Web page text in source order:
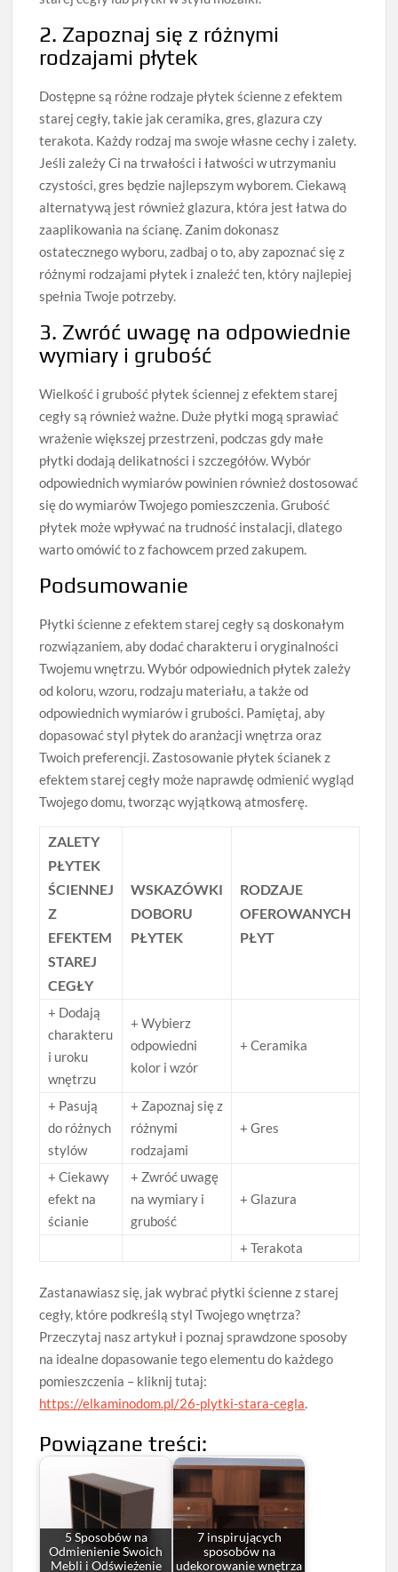
2. Zapoznaj się z różnymi
rodzajami płytek
Dostępne są różne rodzaje płytek ścienne z efektem
starej cegły, takie jak ceramika, gres, glazura czy
terakota. Każdy rodzaj ma swoje własne cechy i zalety.
Jeśli zależy Ci na trwałości i łatwości w utrzymaniu
czystości, gres będzie najlepszym wyborem. Ciekawą
alternatywą jest również glazura, która jest łatwa do
zaaplikowania na ścianę. Zanim dokonasz
ostatecznego wyboru, zadbaj o to, aby zapoznać się z
różnymi rodzajami płytek i znaleźć ten, który najlepiej
spełnia Twoje potrzeby.
3. Zwróć uwagę na odpowiednie
wymiary i grubość
Wielkość i grubość płytek ściennej z efektem starej
cegły są również ważne. Duże płytki mogą sprawiać
wrażenie większej przestrzeni, podczas gdy małe
płytki dodają delikatności i szczegółów. Wybór
odpowiednich wymiarów powinien również dostosować
się do wymiarów Twojego pomieszczenia. Grubość
płytek może wpływać na trudność instalacji, dlatego
warto omówić to z fachowcem przed zakupem.
Podsumowanie
Płytki ścienne z efektem starej cegły są doskonałym
rozwiązaniem, aby dodać charakteru i oryginalności
Twojemu wnętrzu. Wybór odpowiednich płytek zależy
od koloru, wzoru, rodzaju materiału, a także od
odpowiednich wymiarów i grubości. Pamiętaj, aby
dopasować styl płytek do aranżacji wnętrza oraz
Twoich preferencji. Zastosowanie płytek ścianek z
efektem starej cegły może naprawdę odmienić wygląd
Twojego domu, tworząc wyjątkową atmosferę.
ZALETY
PŁYTEK
ŚCIENNEJ
Z
EFEKTEM
STAREJ
CEGŁY
WSKAZÓWKI
DOBORU
PŁYTEK
RODZAJE
OFEROWANYCH
PŁYT
+ Dodają
charakteru
i uroku
wnętrzu
+ Wybierz
odpowiedni
kolor i wzór
+ Ceramika
+ Pasują
do różnych
stylów
+ Zapoznaj się z
różnymi
rodzajami
+ Gres
+ Ciekawy
efekt na
ścianie
+ Zwróć uwagę
na wymiary i
grubość
+ Glazura
+ Terakota
Zastanawiasz się, jak wybrać płytki ścienne z starej
cegły, które podkreślą styl Twojego wnętrza?
Przeczytaj nasz artykuł i poznaj sprawdzone sposoby
na idealne dopasowanie tego elementu do każdego
pomieszczenia – kliknij tutaj:
https://elkaminodom.pl/26-plytki-stara-cegla.
Powiązane treści:
5 Sposobów na
Odmienienie Swoich
Mebli i Odświeżenie
7 inspirujących
sposobów na
udekorowanie wnętrza